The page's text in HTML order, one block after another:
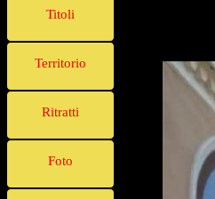
Titoli
Territorio
Ritratti
Foto